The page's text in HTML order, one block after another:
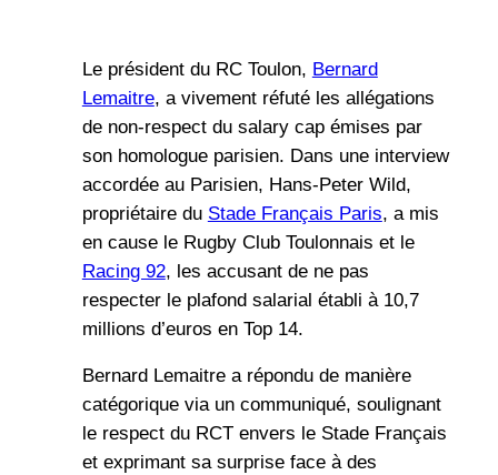
Le président du RC Toulon, Bernard
Lemaitre, a vivement réfuté les allégations
de non-respect du salary cap émises par
son homologue parisien. Dans une interview
accordée au Parisien, Hans-Peter Wild,
propriétaire du Stade Français Paris, a mis
en cause le Rugby Club Toulonnais et le
Racing 92, les accusant de ne pas
respecter le plafond salarial établi à 10,7
millions d’euros en Top 14.
Bernard Lemaitre a répondu de manière
catégorique via un communiqué, soulignant
le respect du RCT envers le Stade Français
et exprimant sa surprise face à des